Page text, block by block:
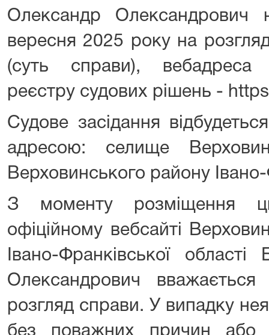
Олександр
вересня 2025 року на
(суть справи), вебадреса
реєстру судових рішень -
Судове засідання
адресою: селище
Верховинського району Івано-
З моменту розміщення
офіційному вебсайті
Івано-Франківської
Олександрович
розгляд справи. У випадку
без поважних причин або